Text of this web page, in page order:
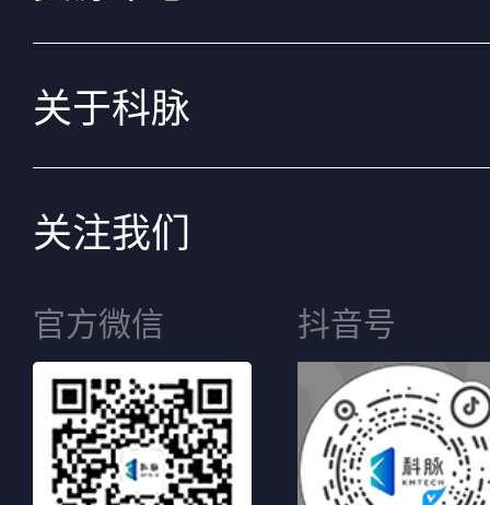
关于科脉
关注我们
官方微信 抖音号